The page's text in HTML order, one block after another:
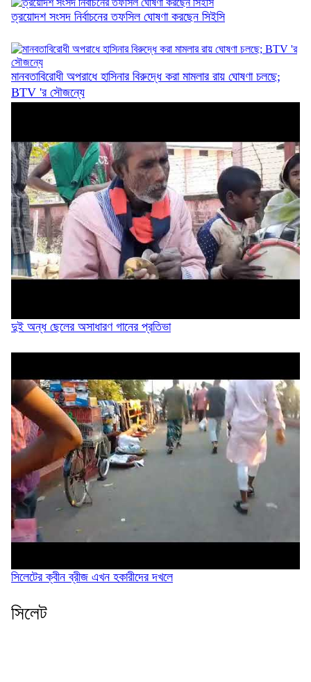
সিলেটে রেজিস্ট্রেশনবিহীন মোটরযান বিক্রি, দুই...
সিলাম ৩ নং ওয়ার্ডের সাবেক মেম্বার আলী ইমাম...
‘যা তথ্য আছে সব ফাঁস করে দাও’: নাসীরুদ্দীন...
বিমানবন্দর থেকে ডন গ্রেফতার হলেন যেভাবে
ত্রয়োদশ সংসদ নির্বাচনের তফসিল ঘোষণা করছেন সিইসি
মানবতাবিরোধী অপরাধে হাসিনার বিরুদ্ধে করা মামলার রায় ঘোষণা চলছে;
BTV 'র সৌজন্যে
দুই অন্ধ ছেলের অসাধারণ গানের প্রতিভা
সিলেটের ক্বীন ব্রীজ এখন হকারীদের দখলে
সিলেট